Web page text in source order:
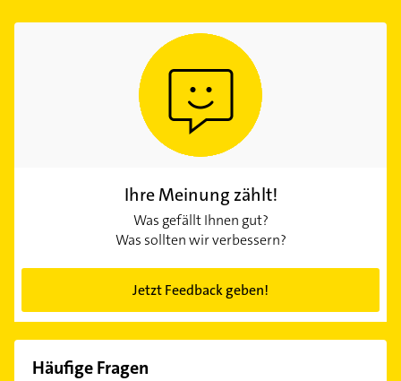
Ihre Meinung zählt!
Was gefällt Ihnen gut?
Was sollten wir verbessern?
Jetzt Feedback geben!
Häufige Fragen